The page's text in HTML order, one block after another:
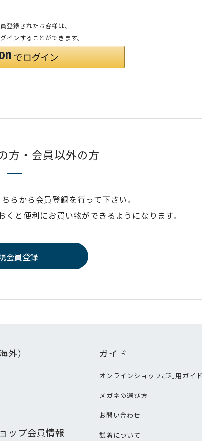
登録されたお客様は、
インすることができます。
方・会員以外の方
らから会員登録を行って下さい。
と便利にお買い物ができるようになります。
外）
ップ会員情報
ガイド
オンラインショップご利用ガイド
メガネの選び方
お問い合わせ
試着について